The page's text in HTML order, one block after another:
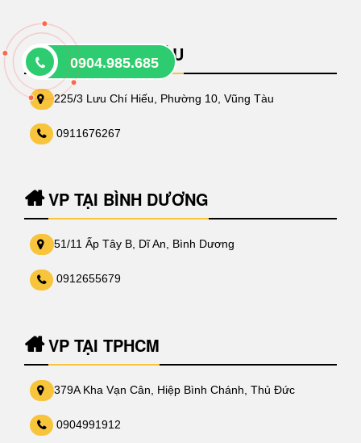
VP TẠI VŨNG TÀU
225/3 Lưu Chí Hiếu, Phường 10, Vũng Tàu
0911676267
VP TẠI BÌNH DƯƠNG
51/11 Ấp Tây B, Dĩ An, Bình Dương
0912655679
VP TẠI TPHCM
379A Kha Vạn Cân, Hiệp Bình Chánh, Thủ Đức
0904991912
0904.985.685